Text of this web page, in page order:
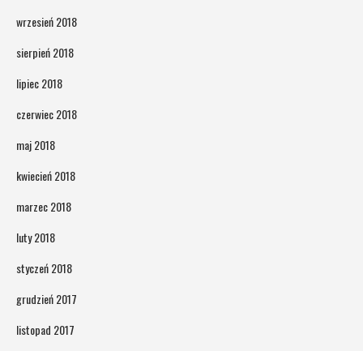
wrzesień 2018
sierpień 2018
lipiec 2018
czerwiec 2018
maj 2018
kwiecień 2018
marzec 2018
luty 2018
styczeń 2018
grudzień 2017
listopad 2017